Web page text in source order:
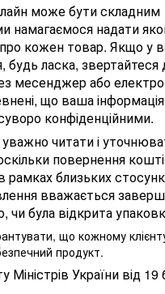
може бути складним
намагаємося надати
про кожен товар. Якщо у
будь ласка,
месенджер або
що ваша
конфіденційними.
читати і
повернення
рамках близьких
вважається
чи була відкрита
що кожному
продукт.
Міністрів України від 19